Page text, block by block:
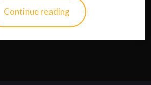
Continue reading